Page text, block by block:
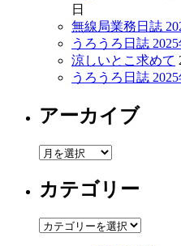
日
無線局業務日誌
うろうろ日誌 2025
涼しいとこ求めて
うろうろ日誌 2025
アーカイブ
ア
カ
イ
ブ
カテゴリー
カ